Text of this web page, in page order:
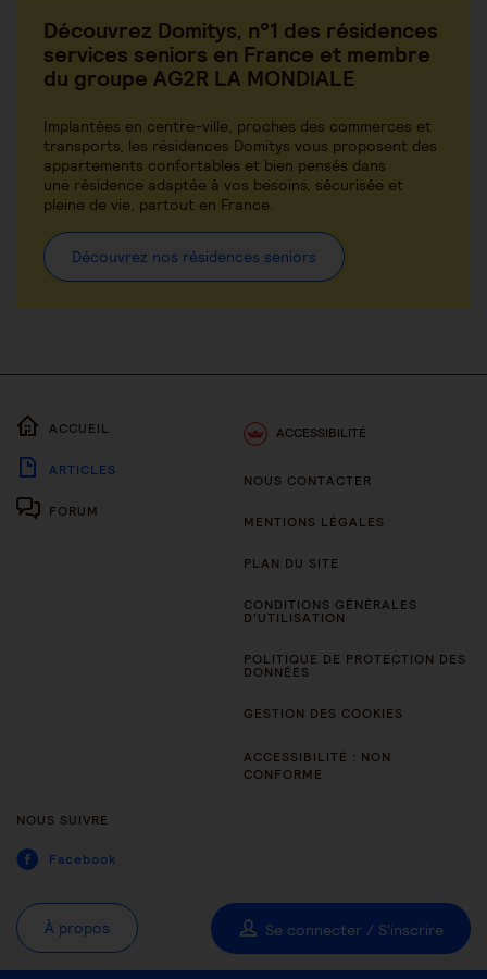
Découvrez Domitys, n°1 des résidences
services seniors en France et membre
du groupe AG2R LA MONDIALE
Implantées en centre-ville, proches des commerces et
transports, les résidences Domitys vous proposent des
appartements confortables et bien pensés dans
une résidence adaptée à vos besoins, sécurisée et
pleine de vie, partout en France.
Découvrez nos résidences seniors
ACCUEIL
ARTICLES
FORUM
ACCESSIBILITÉ
NOUS CONTACTER
MENTIONS LÉGALES
PLAN DU SITE
CONDITIONS GÉNÉRALES
D’UTILISATION
POLITIQUE DE PROTECTION DES
DONNÉES
GESTION DES COOKIES
ACCESSIBILITÉ : NON
CONFORME
NOUS SUIVRE
Facebook
À propos Se connecter / S'inscrire